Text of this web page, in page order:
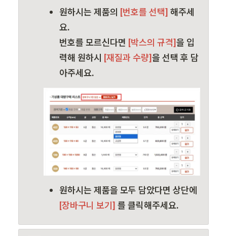
원하시는 제품의 [번호를 선택] 해주세
요.
번호를 모르신다면 [박스의 규격]을 입
력해 원하시 [재질과 수량]을 선택 후 담
아주세요.
[장바구니 보기] 를 클릭해주세요.